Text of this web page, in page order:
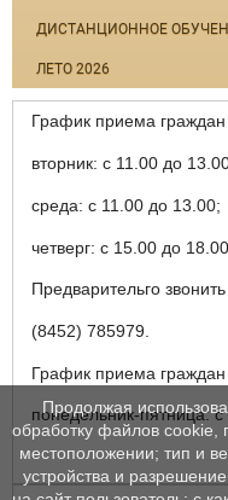
ДИСТАНЦИОННОЕ
ЛЕТО 2026
График приема
вторник: с 11.00 до
среда: с 11.00 до 13.00;
четверг: с 15.00 до 18.00.
Предварительго
(8452) 785979.
График приема граждан
понедельник-пятница:
Продолжая
обработку файлов cookie,
местоположении; тип и
устройства и